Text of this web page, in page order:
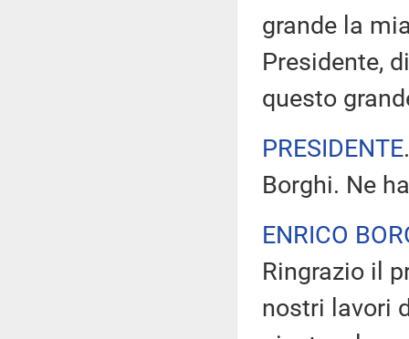
grande la
Presidente,
questo
PRESIDENTE
Borghi. Ne
ENRICO
Ringrazio il
nostri lavori